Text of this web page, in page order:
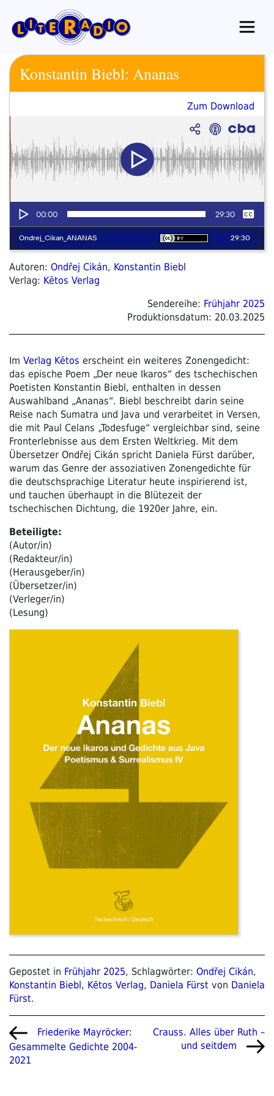
Inhalt
springen
Konstantin Biebl: Ananas
Zum Download
Autoren: Ondřej Cikán, Konstantin Biebl
Verlag: Kētos Verlag
Sendereihe: Frühjahr 2025
Produktionsdatum: 20.03.2025
Im Verlag Kētos erscheint ein weiteres Zonengedicht:
das epische Poem „Der neue Ikaros“ des tschechischen
Poetisten Konstantin Biebl, enthalten in dessen
Auswahlband „Ananas“. Biebl beschreibt darin seine
Reise nach Sumatra und Java und verarbeitet in Versen,
die mit Paul Celans „Todesfuge“ vergleichbar sind, seine
Fronterlebnisse aus dem Ersten Weltkrieg. Mit dem
Übersetzer Ondřej Cikán spricht Daniela Fürst darüber,
warum das Genre der assoziativen Zonengedichte für
die deutschsprachige Literatur heute inspirierend ist,
und tauchen überhaupt in die Blütezeit der
tschechischen Dichtung, die 1920er Jahre, ein.
Beteiligte:
(Autor/in)
(Redakteur/in)
(Herausgeber/in)
(Übersetzer/in)
(Verleger/in)
(Lesung)
Gepostet in Frühjahr 2025, Schlagwörter: Ondřej Cikán,
Konstantin Biebl, Kētos Verlag, Daniela Fürst von Daniela
Fürst.
Beitragsnavigation
Vorheriger
Beitrag
Friederike Mayröcker:
Gesammelte Gedichte 2004-
2021
Nächster
Beitrag
Crauss. Alles über Ruth –
und seitdem